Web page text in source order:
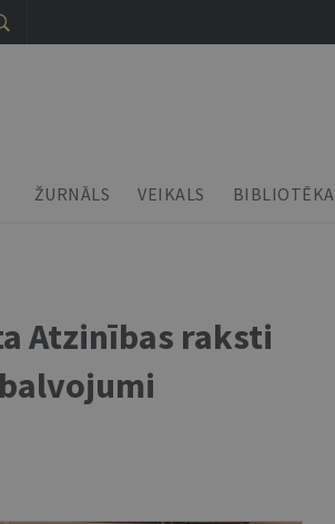
ŽURNĀLS VEIKALS BIBLIOTĒKA
Atzinības raksti